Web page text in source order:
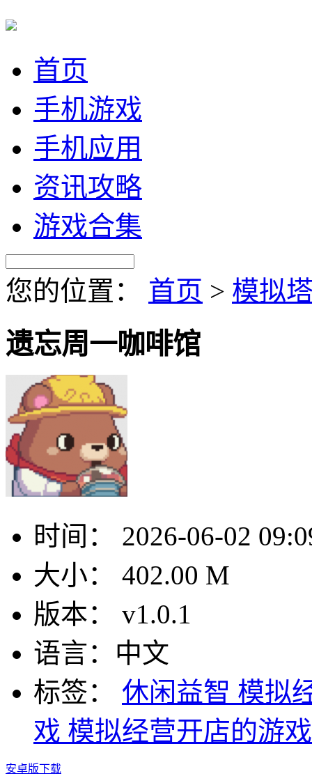
首页
手机游戏
手机应用
资讯攻略
游戏合集
您的位置： 首页 > 模拟
遗忘周一咖啡馆
时间：
2026-06-02
大小：
402.00 M
版本：
v1.0.1
语言： 中文
标签：
休闲益智 模拟
戏 模拟经营开店的游戏
安卓版下载